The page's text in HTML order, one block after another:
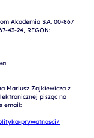
Akademia S.A. 00-867
43-24, REGON:
Mariusz Zajkiewicza z
pisząc na
email:
prywatnosci/